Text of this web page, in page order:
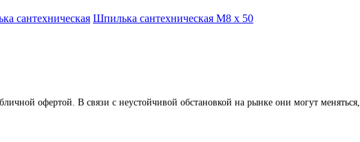
сантехническая Шпилька сантехническая М8 х 50
офертой. В связи с неустойчивой обстановкой на рынке они могут меняться,